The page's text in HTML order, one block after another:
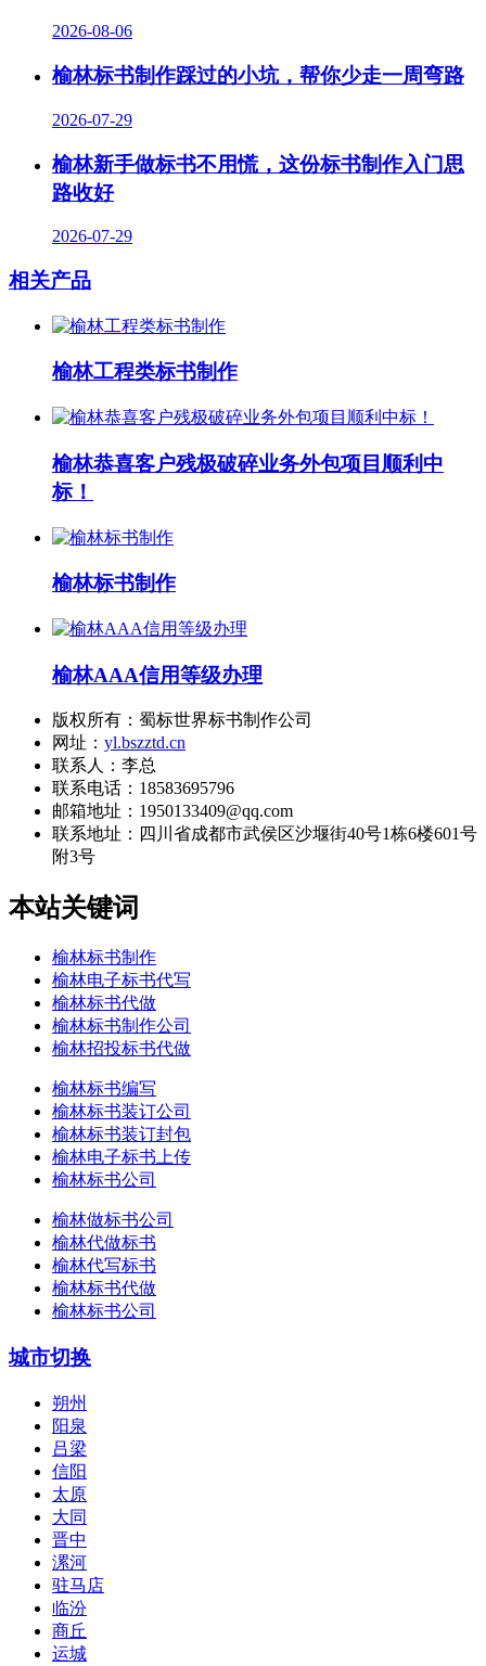
2026-08-06
榆林标书制作踩过的小坑，帮你少走一周弯路
2026-07-29
榆林新手做标书不用慌，这份标书制作入门思
路收好
2026-07-29
相关产品
榆林工程类标书制作
榆林恭喜客户残极破碎业务外包项目顺利中
标！
榆林标书制作
榆林AAA信用等级办理
版权所有：蜀标世界标书制作公司
网址： yl.bszztd.cn
联系人：李总
联系电话：18583695796
邮箱地址：1950133409@qq.com
联系地址： 四川省成都市武侯区沙堰街40号1栋6楼601号
附3号
本站关键词
榆林标书制作
榆林电子标书代写
榆林标书代做
榆林标书制作公司
榆林招投标书代做
榆林标书编写
榆林标书装订公司
榆林标书装订封包
榆林电子标书上传
榆林标书公司
榆林做标书公司
榆林代做标书
榆林代写标书
榆林标书代做
榆林标书公司
城市切换
朔州
阳泉
吕梁
信阳
太原
大同
晋中
漯河
驻马店
临汾
商丘
运城